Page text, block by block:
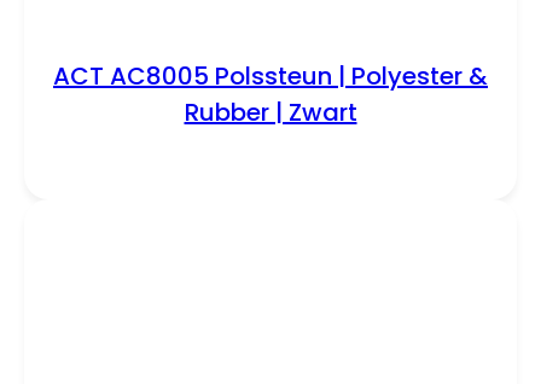
ACT AC8005 Polssteun | Polyester &
Rubber | Zwart